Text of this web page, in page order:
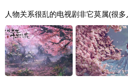
人物关系很乱的电视剧非它莫属(很